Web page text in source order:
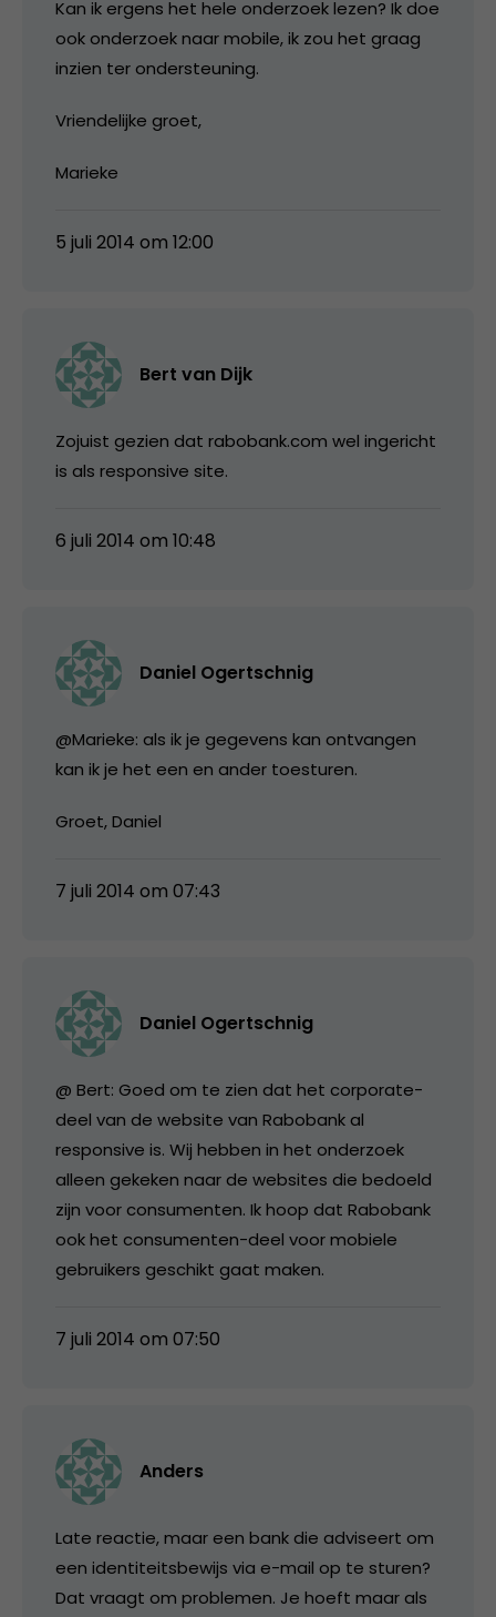
Kan ik ergens het hele onderzoek lezen? Ik doe
ook onderzoek naar mobile, ik zou het graag
inzien ter ondersteuning.
Vriendelijke groet,
Marieke
5 juli 2014 om 12:00
Bert van Dijk
Zojuist gezien dat rabobank.com wel ingericht
is als responsive site.
6 juli 2014 om 10:48
Daniel Ogertschnig
@Marieke: als ik je gegevens kan ontvangen
kan ik je het een en ander toesturen.
Groet, Daniel
7 juli 2014 om 07:43
Daniel Ogertschnig
@ Bert: Goed om te zien dat het corporate-
deel van de website van Rabobank al
responsive is. Wij hebben in het onderzoek
alleen gekeken naar de websites die bedoeld
zijn voor consumenten. Ik hoop dat Rabobank
ook het consumenten-deel voor mobiele
gebruikers geschikt gaat maken.
7 juli 2014 om 07:50
Anders
Late reactie, maar een bank die adviseert om
een identiteitsbewijs via e-mail op te sturen?
Dat vraagt om problemen. Je hoeft maar als